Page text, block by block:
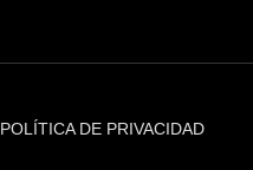
POLÍTICA DE PRIVACIDAD